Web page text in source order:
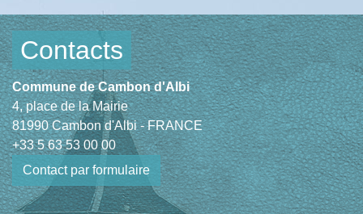
Contacts
Commune de Cambon d'Albi
4, place de la Mairie
81990 Cambon d'Albi - FRANCE
+33 5 63 53 00 00
Contact par formulaire